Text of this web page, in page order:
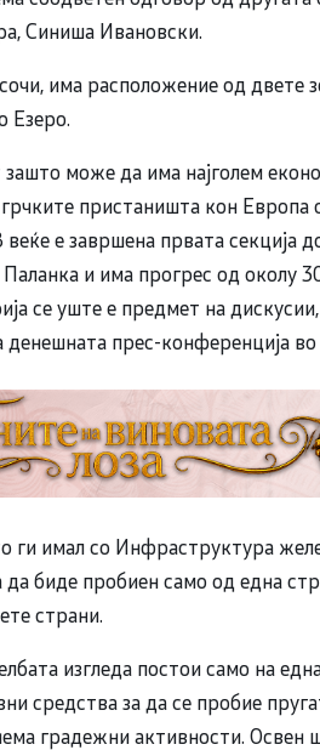
Синиша Ивановски.
има расположение од двете
Езеро.
може да има најголем
пристаништа кон Европа
е завршена првата секција
и има прогрес од околу
се уште е предмет на
прес-конференција во
ги имал со Инфраструктура
биде пробиен само од една
страни.
изгледа постои само на
средства за да се пробие
градежни активности. Освен